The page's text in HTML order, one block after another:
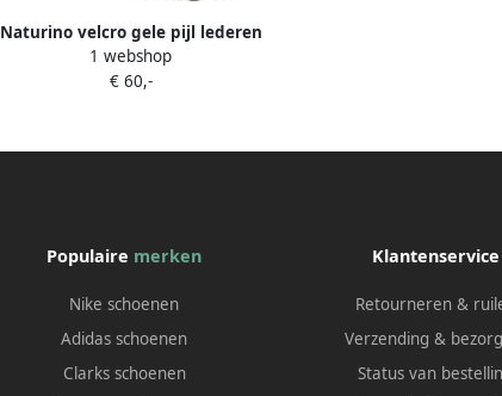
Naturino velcro gele pijl lederen
sandalen Wharf blauw
1 webshop
€ 60,-
Populaire merken
Nike schoenen
Adidas schoenen
Clarks schoenen
Klantenservice
Retourneren &
Verzending &
Status van